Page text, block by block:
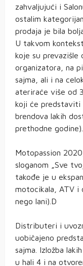
zahvaljujući i
ostalim
prodaja je bila
U takvom
koje su
organizatora, na
sajma, ali i na
ateriraće više od
koji će predstaviti
brendova lakih
prethodne godine).
Motopassion
sloganom „Sve
takođe je u
motocikala, ATV i
nego lani).D
Distributeri i
uobičajeno
sajma. Izložba
u hali 4 i na